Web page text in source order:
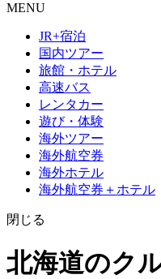
MENU
JR+宿泊
国内ツアー
旅館・ホテル
高速バス
レンタカー
遊び・体験
海外ツアー
海外航空券
海外ホテル
海外航空券＋ホテル
閉じる
北海道のク